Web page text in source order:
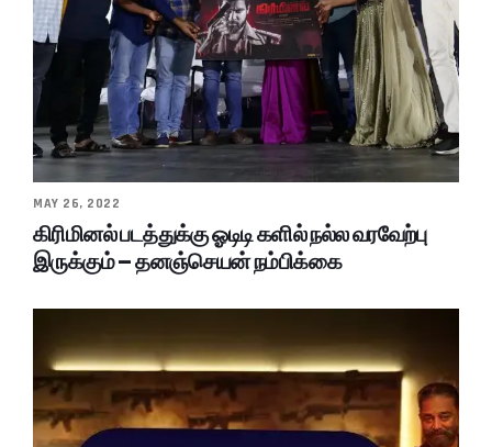
MAY 26, 2022
கிரிமினல் படத்துக்கு ஓடிடி களில் நல்ல வரவேற்பு
இருக்கும் – தனஞ்செயன் நம்பிக்கை